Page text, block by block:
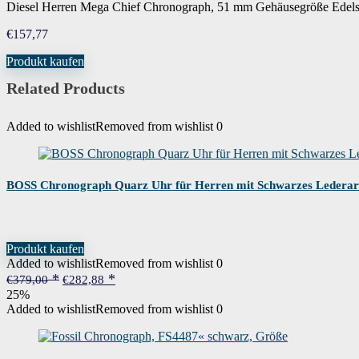
Modell
Gehäusegröße Extra Large
Gehäusematerial
Verschluss
Anzeige Chronograph
Diesel Herren Mega Chief Chronograph, 51 mm Gehäusegröße
€157,77
Produkt kaufen
Related Products
Added to wishlistRemoved from wishlist 0
BOSS Chronograph Quarz Uhr für Herren mit Schwarzes
Produkt kaufen
Added to wishlistRemoved from wishlist 0
€379,00
Ursprünglicher
war:
€379,00
€282,88
€282,88.
25%
Added to wishlistRemoved from wishlist 0